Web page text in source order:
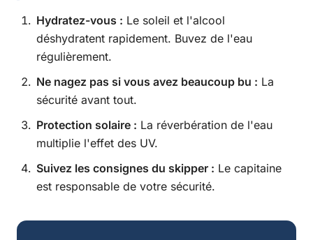
Hydratez-vous : Le soleil et l'alcool
déshydratent rapidement. Buvez de l'eau
régulièrement.
Ne nagez pas si vous avez beaucoup bu : La
sécurité avant tout.
Protection solaire : La réverbération de l'eau
multiplie l'effet des UV.
Suivez les consignes du skipper : Le capitaine
est responsable de votre sécurité.